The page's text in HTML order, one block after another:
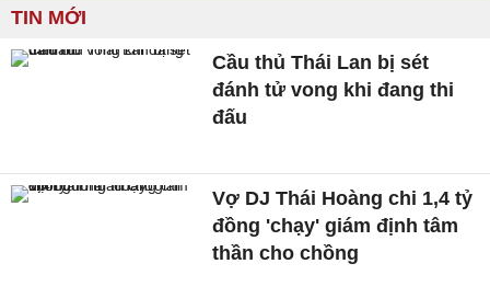
TIN MỚI
Cầu thủ Thái Lan bị sét
đánh tử vong khi đang thi
đấu
Vợ DJ Thái Hoàng chi 1,4 tỷ
đồng 'chạy' giám định tâm
thần cho chồng